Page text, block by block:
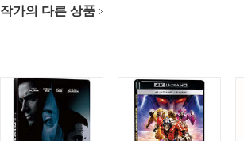
작가의 다른 상품